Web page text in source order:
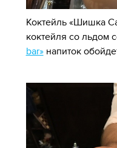
Коктейль «Шишка
коктейля со льдом
bar» напиток